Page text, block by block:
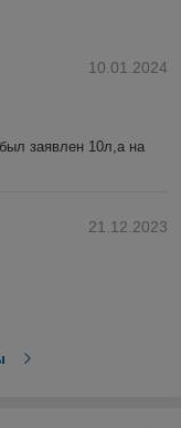
10.01.2024
заявлен 10л,а на
21.12.2023